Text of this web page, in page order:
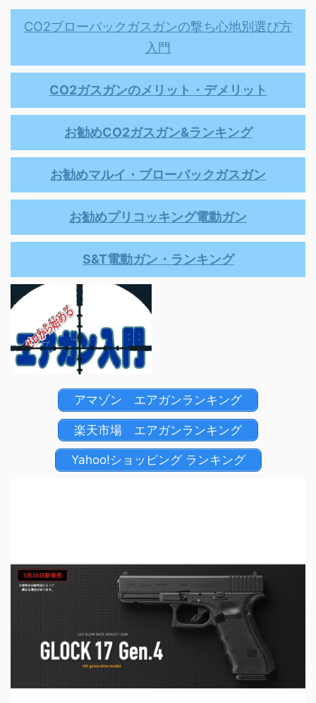
CO2ブローバックガスガンの撃ち心地別選び方
入門
CO2ガスガンのメリット・デメリット
お勧めCO2ガスガン&ランキング
お勧めマルイ・ブローバックガスガン
お勧めプリコッキング電動ガン
S&T電動ガン・ランキング
アマゾン エアガンランキング
楽天市場 エアガンランキング
Yahoo!ショッピング ランキング